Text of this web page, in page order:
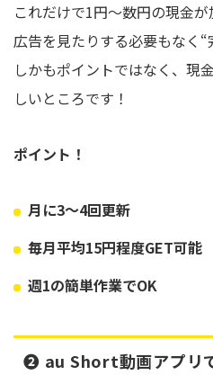
これだけで1円〜数円の現金が
広告を見たりする必要もなく“
しかもポイントではなく、現
しいところです！
ポイント！
月に3〜4回更新
毎月平均15円程度GET可能
週1の簡単作業でOK
➋ au Short動画アプリ